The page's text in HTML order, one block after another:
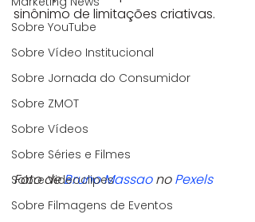
Sobre YouTube
Sobre Vídeo Institucional
Sobre Jornada do Consumidor
Sobre ZMOT
Sobre Vídeos
Sobre Séries e Filmes
Sobre Videoclipes
Sobre Filmagens de Eventos
sinônimo de limitações criativas.
Foto de Bruno Massao no Pexels